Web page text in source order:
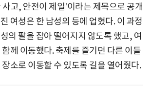
고, 안전이 제일'이라는 제목으로 공개
여성은 한 남성의 등에 업혔다. 이 과정
의 팔을 잡아 떨어지지 않도록 했고, 여
께 이동했다. 축제를 즐기던 다른 이들
소로 이동할 수 있도록 길을 열어줬다.